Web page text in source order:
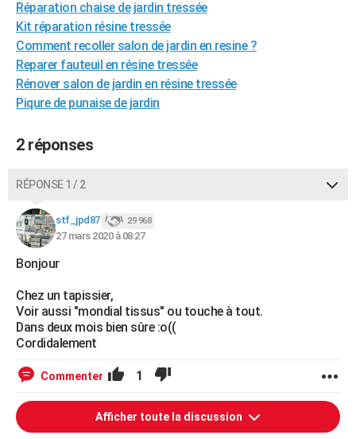
Destinations
City break
Voyage nature
Voyage de noces
Forum
Climat
+PHOTO
GUIDES D'ACHAT
BONS PLANS
Carte de Noël
Carte Bonne année
Carte Saint-Valentin
Carte Pâques
Carte d'anniversaire
DICTIONNAIRE
Dictionnaire
Biographies
Citations
Expressions
Proverbes
PROGRAMME TV
COPAINS D'AVANT
S'inscrire
Se connecter
Lycées
Collèges
Primaires
Universités
Entreprises
Service militaire
Avis de recherche
AVIS DE DÉCÈS
Bricolage
Lifestyle
Culture
Sport
Auto
Television
Voyage
Cinema
Réparation chaise de jardin tressée
Kit réparation résine tressée
Comment recoller salon de jardin en resine ?
Reparer fauteuil en résine tressée
Rénover salon de jardin en résine tressée
Piqure de punaise de jardin
2 réponses
RÉPONSE 1 / 2
stf_jpd87 29 968
27 mars 2020 à 08:27
Bonjour
Chez un tapissier,
Voir aussi "mondial tissus" ou touche à tout.
Dans deux mois bien sûre :o((
Cordidalement
Commenter 1
Afficher toute la discussion